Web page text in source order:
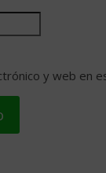
y web en